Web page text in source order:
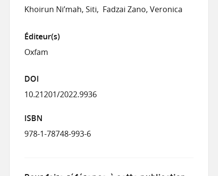
Khoirun Ni’mah, Siti
Fadzai Zano, Veronica
Éditeur(s)
Oxfam
DOI
10.21201/2022.9936
ISBN
978-1-78748-993-6